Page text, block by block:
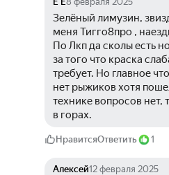
Зелёный лимузин,
меня Тигго8про ,
По Лкп да сколы есть
за того что краска
требует. Но главное
нет рыжиков хотя
технике вопросов нет,
в горах.
НравитсяОтветить 1
Алексей12 февраля 2025